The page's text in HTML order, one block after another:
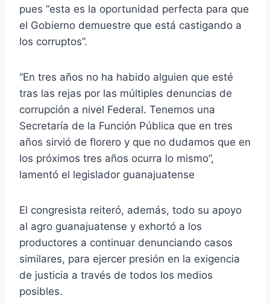
pues “esta es la oportunidad perfecta para que
el Gobierno demuestre que está castigando a
los corruptos”.
“En tres años no ha habido alguien que esté
tras las rejas por las múltiples denuncias de
corrupción a nivel Federal. Tenemos una
Secretaría de la Función Pública que en tres
años sirvió de florero y que no dudamos que en
los próximos tres años ocurra lo mismo”,
lamentó el legislador guanajuatense
El congresista reiteró, además, todo su apoyo
al agro guanajuatense y exhortó a los
productores a continuar denunciando casos
similares, para ejercer presión en la exigencia
de justicia a través de todos los medios
posibles.